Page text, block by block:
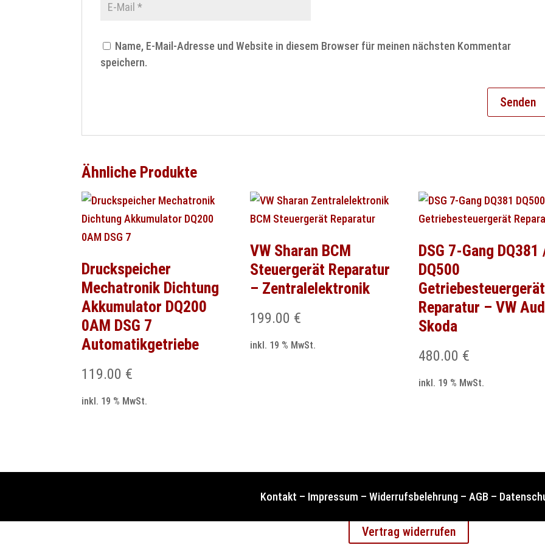
Name, E-Mail-Adresse und Website in diesem Browser für meinen nächsten Kommentar
speichern.
Ähnliche Produkte
Druckspeicher
Mechatronik Dichtung
Akkumulator DQ200
0AM DSG 7
Automatikgetriebe
119.00 €
inkl. 19 % MwSt.
VW Sharan BCM
Steuergerät Reparatur
– Zentralelektronik
199.00 €
inkl. 19 % MwSt.
DSG 7-Gang DQ381
DQ500
Getriebesteuergerät
Reparatur – VW
Skoda
480.00 €
inkl. 19 % MwSt.
Kontakt – Impressum – Widerrufsbelehrung – AGB –
Vertrag widerrufen